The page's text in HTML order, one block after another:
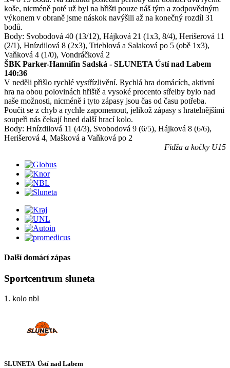
koše, nicméně poté už byl na hřišti pouze náš tým a zodpovědným
výkonem v obraně jsme náskok navýšili až na konečný rozdíl 31
bodů.
Body: Svobodová 40 (13/12), Hájková 21 (1x3, 8/4), Herišerová 11
(2/1), Hnízdilová 8 (2x3), Trieblová a Salaková po 5 (obě 1x3),
Vaňková 4 (1/0), Vondráčková 2
ŠBK Parker-Hannifin Sadská - SLUNETA Ústí nad Labem
140:36
V neděli přišlo rychlé vystřízlivění. Rychlá hra domácích, aktivní
hra na obou polovinách hřiště a vysoké procento střelby bylo nad
naše možnosti, nicméně i tyto zápasy jsou čas od času potřeba.
Poučit se z chyb a rychle zapomenout, jelikož zápasy s hratelnějšími
soupeři nás čekají hned další hrací kolo.
Body: Hnízdilová 11 (4/3), Svobodová 9 (6/5), Hájková 8 (6/6),
Herišerová 4, Mašková a Vaňková po 2
Fidža a kočky U15
Další domácí zápas
Sportcentrum sluneta
1. kolo nbl
SLUNETA  Ústí nad Labem